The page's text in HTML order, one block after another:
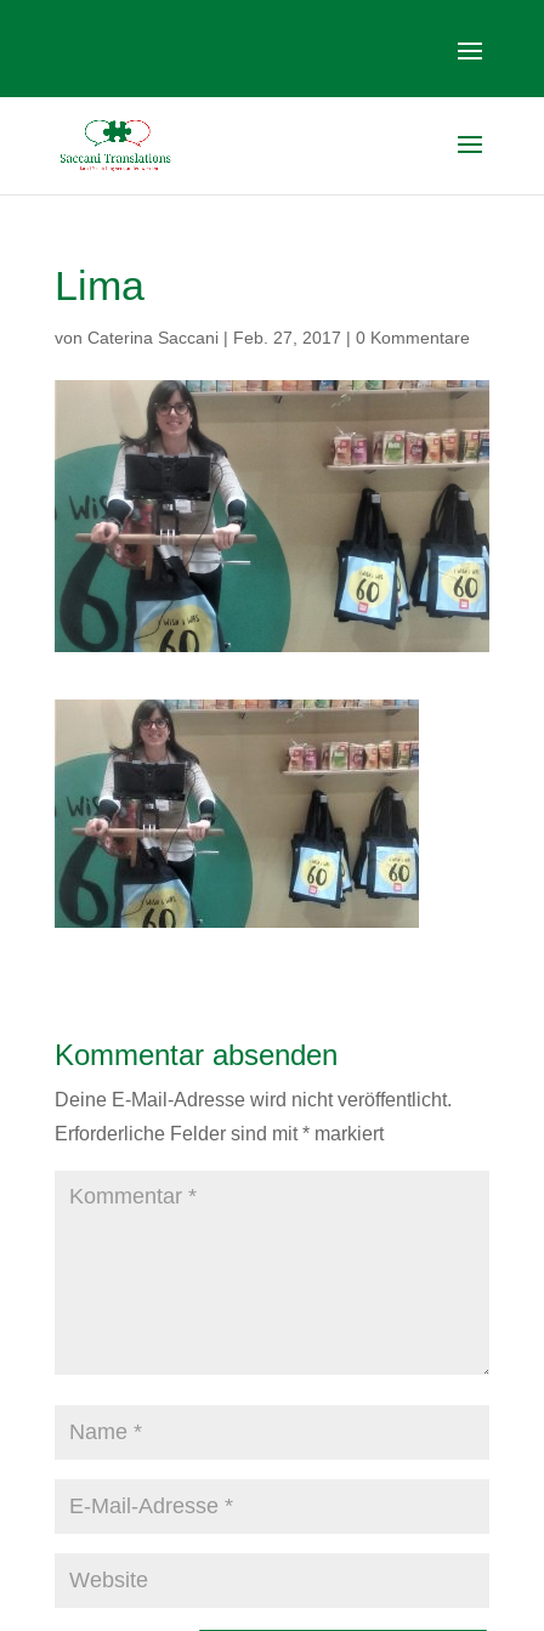
Lima
von Caterina Saccani| Feb. 27, 2017 | 0 Kommentare
Kommentar absenden
Deine E-Mail-Adresse wird nicht veröffentlicht.
Erforderliche Felder sind mit*markiert